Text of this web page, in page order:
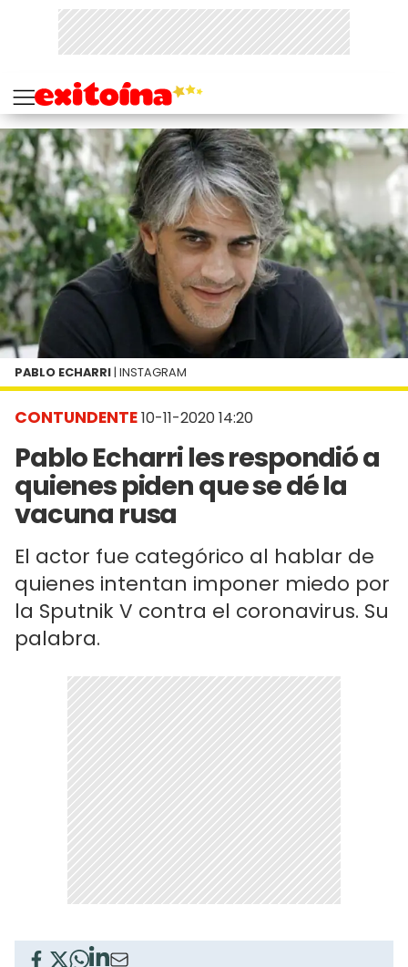
CONTUNDENTE10-11-2020 14:20
Pablo Echarri les respondió a
quienes piden que se dé la
vacuna rusa
El actor fue categórico al hablar de
quienes intentan imponer miedo por
la Sputnik V contra el coronavirus. Su
palabra.
PABLO ECHARRI | INSTAGRAM